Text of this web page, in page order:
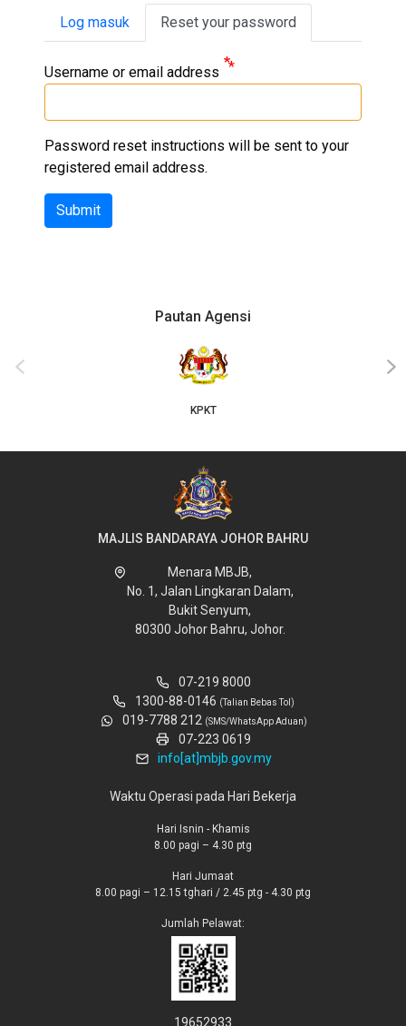
Primary tabs
Log masuk Reset your password
Username or email address
Password reset instructions will be sent to your
registered email address.
Submit
Pautan Agensi
KPKT
‹ ›
MAJLIS BANDARAYA JOHOR BAHRU
Menara MBJB,
No. 1, Jalan Lingkaran Dalam,
Bukit Senyum,
80300 Johor Bahru, Johor.
07-219 8000
1300-88-0146 (Talian Bebas Tol)
019-7788 212 (SMS/WhatsApp Aduan)
07-223 0619
info[at]mbjb.gov.my
Waktu Operasi pada Hari Bekerja
Hari Isnin - Khamis
8.00 pagi – 4.30 ptg
Hari Jumaat
8.00 pagi – 12.15 tghari / 2.45 ptg - 4.30 ptg
Jumlah Pelawat:
19652933